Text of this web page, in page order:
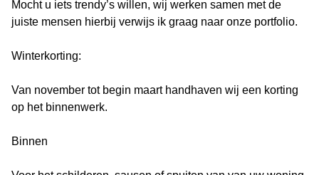
Mocht u iets trendy’s willen, wij werken samen met de
juiste mensen hierbij verwijs ik graag naar onze portfolio.
Winterkorting:
Van november tot begin maart handhaven wij een korting
op het binnenwerk.
Binnen